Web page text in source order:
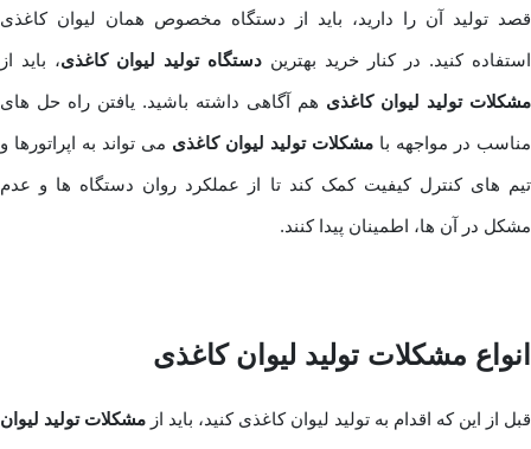
قصد تولید آن را دارید، باید از دستگاه مخصوص همان لیوان کاغذی
استفاده کنید. در کنار خرید بهترین دستگاه تولید لیوان کاغذی، باید از
مشکلات تولید لیوان کاغذی هم آگاهی داشته باشید. یافتن راه حل های
مناسب در مواجهه با مشکلات تولید لیوان کاغذی می تواند به اپراتورها و
تیم ‌های کنترل کیفیت کمک کند تا از عملکرد روان دستگاه ها و عدم
مشکل در آن ها، اطمینان پیدا کنند.
انواع مشکلات تولید لیوان کاغذی
قبل از این که اقدام به تولید لیوان کاغذی کنید، باید از مشکلات تولید لیوان